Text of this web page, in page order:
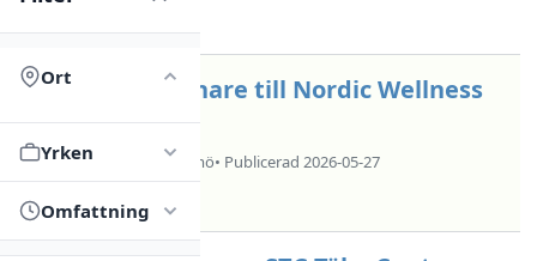
Ort
Yrken
Omfattning
Personlig Tränare till Nordic Wellness
Malmö
Sportlife M W AB • Malmö• Publicerad 2026-05-27